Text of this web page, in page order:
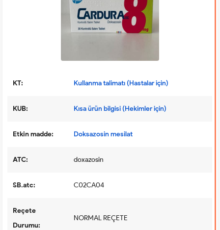
KT: Kullanma talimatı (Hastalar için)
KUB: Kısa ürün bilgisi (Hekimler için)
Etkin madde: Doksazosin mesilat
ATC: doxazosin
SB.atc: C02CA04
Reçete
Durumu:
NORMAL REÇETE